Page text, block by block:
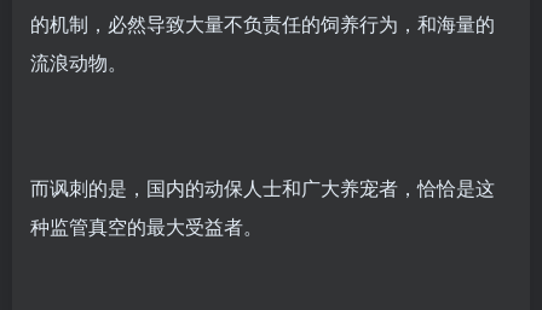
的机制，必然导致大量不负责任的饲养行为，和海量的
流浪动物。
而讽刺的是，国内的动保人士和广大养宠者，恰恰是这
种监管真空的最大受益者。